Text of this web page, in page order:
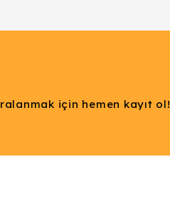
için hemen kayıt ol!